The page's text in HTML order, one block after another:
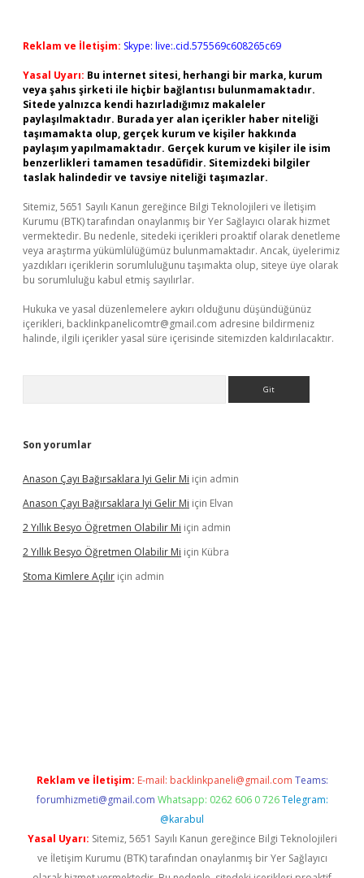
Reklam ve İletişim: Skype: live:.cid.575569c608265c69
Yasal Uyarı: Bu internet sitesi, herhangi bir marka, kurum
veya şahıs şirketi ile hiçbir bağlantısı bulunmamaktadır.
Sitede yalnızca kendi hazırladığımız makaleler
paylaşılmaktadır. Burada yer alan içerikler haber niteliği
taşımamakta olup, gerçek kurum ve kişiler hakkında
paylaşım yapılmamaktadır. Gerçek kurum ve kişiler ile isim
benzerlikleri tamamen tesadüfidir. Sitemizdeki bilgiler
taslak halindedir ve tavsiye niteliği taşımazlar.
Sitemiz, 5651 Sayılı Kanun gereğince Bilgi Teknolojileri ve İletişim
Kurumu (BTK) tarafından onaylanmış bir Yer Sağlayıcı olarak hizmet
vermektedir. Bu nedenle, sitedeki içerikleri proaktif olarak denetleme
veya araştırma yükümlülüğümüz bulunmamaktadır. Ancak, üyelerimiz
yazdıkları içeriklerin sorumluluğunu taşımakta olup, siteye üye olarak
bu sorumluluğu kabul etmiş sayılırlar.
Hukuka ve yasal düzenlemelere aykırı olduğunu düşündüğünüz
içerikleri, backlinkpanelicomtr@gmail.com adresine bildirmeniz
halinde, ilgili içerikler yasal süre içerisinde sitemizden kaldırılacaktır.
Son yorumlar
Anason Çayı Bağırsaklara Iyi Gelir Mi için admin
Anason Çayı Bağırsaklara Iyi Gelir Mi için Elvan
2 Yıllık Besyo Öğretmen Olabilir Mi için admin
2 Yıllık Besyo Öğretmen Olabilir Mi için Kübra
Stoma Kimlere Açılır için admin
Reklam ve İletişim: E-mail: backlinkpaneli@gmail.com Teams:
forumhizmeti@gmail.com Whatsapp: 0262 606 0 726 Telegram:
@karabul
Yasal Uyarı: Sitemiz, 5651 Sayılı Kanun gereğince Bilgi Teknolojileri
ve İletişim Kurumu (BTK) tarafından onaylanmış bir Yer Sağlayıcı